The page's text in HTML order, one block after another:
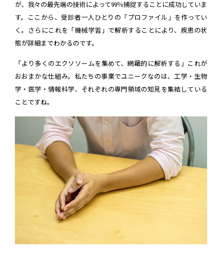
が、我々の最先端の技術によって99％捕捉することに成功していま
す。ここから、受診者一人ひとりの「プロファイル」を作ってい
く。さらにこれを「機械学習」で解析することにより、疾患の状
態が詳細までわかるのです。
「より多くのエクソソームを集めて、網羅的に解析する」これが
おおまかな仕組み。私たちの事業でユニークなのは、工学・生物
学・医学・情報科学、それぞれの専門領域の知見を集結している
ことですね。